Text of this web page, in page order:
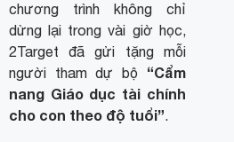
chương trình không chỉ
dừng lại trong vài giờ học,
2Target đã gửi tặng mỗi
người tham dự bộ “Cẩm
nang Giáo dục tài chính
cho con theo độ tuổi”.